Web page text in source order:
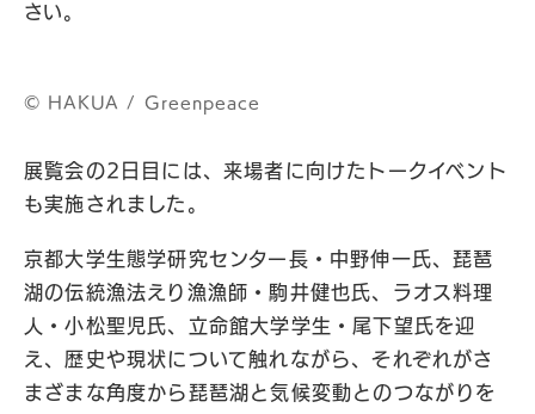
さい。
©︎ HAKUA / Greenpeace
展覧会の2日目には、来場者に向けたトークイベント
も実施されました。
京都大学生態学研究センター長・中野伸一氏、琵琶
湖の伝統漁法えり漁漁師・駒井健也氏、ラオス料理
人・小松聖児氏、立命館大学学生・尾下望氏を迎
え、歴史や現状について触れながら、それぞれがさ
まざまな角度から琵琶湖と気候変動とのつながりを